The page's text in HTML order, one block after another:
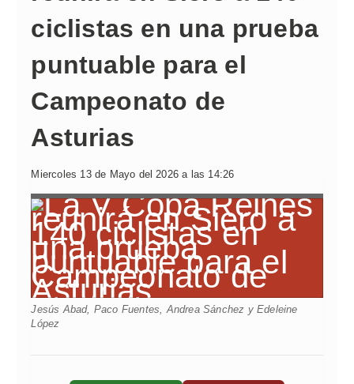
ciclistas en una prueba
puntuable para el
Campeonato de
Asturias
Miercoles 13 de Mayo del 2026 a las 14:26
Jesús Abad, Paco Fuentes, Andrea Sánchez y Edeleine
López